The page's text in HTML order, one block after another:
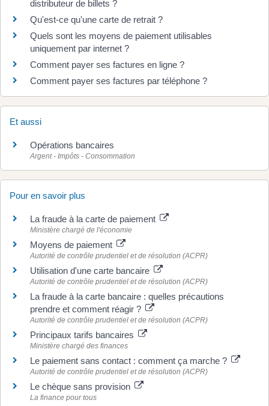
distributeur de billets ?
Qu'est-ce qu'une carte de retrait ?
Quels sont les moyens de paiement utilisables
uniquement par internet ?
Comment payer ses factures en ligne ?
Comment payer ses factures par téléphone ?
Et aussi
Opérations bancaires
Argent - Impôts - Consommation
Pour en savoir plus
La fraude à la carte de paiement
Ministère chargé de l'économie
Moyens de paiement
Autorité de contrôle prudentiel et de résolution (ACPR)
Utilisation d'une carte bancaire
Autorité de contrôle prudentiel et de résolution (ACPR)
La fraude à la carte bancaire : quelles précautions
prendre et comment réagir ?
Autorité de contrôle prudentiel et de résolution (ACPR)
Principaux tarifs bancaires
Ministère chargé des finances
Le paiement sans contact : comment ça marche ?
Autorité de contrôle prudentiel et de résolution (ACPR)
Le chèque sans provision
La finance pour tous